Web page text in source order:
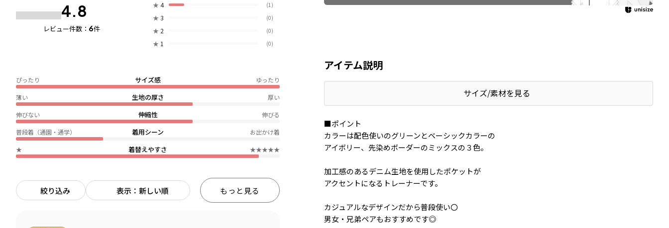
4.8
レビュー件数： 6件
★ 4 (1)
★ 3 (0)
★ 2 (0)
★ 1 (0)
サイズ感
ぴったり ゆったり
生地の厚さ
薄い 厚い
伸縮性
伸びない 伸びる
着用シーン
普段着（通園・通学） お出かけ着
着替えやすさ
★ ★★★★★
絞り込み 表示：新しい順 もっと見る
アイテム説明
サイズ/素材を見る
■ポイント
カラーは配色使いのグリーンとベーシックカラーの
アイボリー、先染めボーダーのミックスの３色。
加工感のあるデニム生地を使用したポケットが
アクセントになるトレーナーです。
カジュアルなデザインだから普段使い〇
男女・兄弟ペアもおすすめです◎